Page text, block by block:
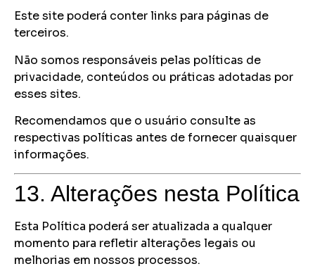
Este site poderá conter links para páginas de
terceiros.
Não somos responsáveis pelas políticas de
privacidade, conteúdos ou práticas adotadas por
esses sites.
Recomendamos que o usuário consulte as
respectivas políticas antes de fornecer quaisquer
informações.
13. Alterações nesta Política
Esta Política poderá ser atualizada a qualquer
momento para refletir alterações legais ou
melhorias em nossos processos.